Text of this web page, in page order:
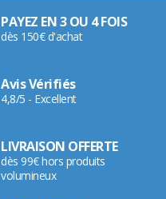
PAYEZ EN 3 OU 4 FOIS
dès 150€ d'achat
Avis Vérifiés
4,8/5 - Excellent
LIVRAISON OFFERTE
dès 99€ hors produits
volumineux